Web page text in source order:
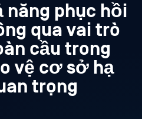
năng phục hồi
qua vai trò
cầu trong
vệ cơ sở hạ
trọng